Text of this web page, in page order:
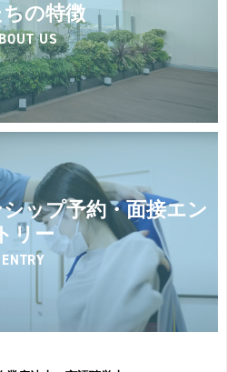
の特徴
US
ップ予約・面接エン
トリー
ENTRY